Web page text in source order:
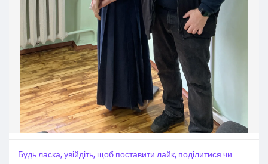
Будь ласка, увійдіть, щоб поставити лайк, поділитися чи